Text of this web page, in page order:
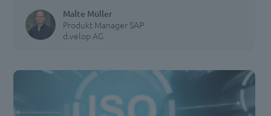
Malte Müller
Produkt Manager SAP
d.velop AG